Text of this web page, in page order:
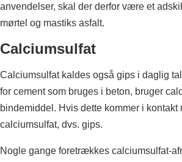
anvendelser, skal der derfor være et
mørtel og mastiks asfalt.
Calciumsulfat
Calciumsulfat kaldes også gips i daglig
for cement som bruges i beton, bruger
bindemiddel. Hvis dette kommer i kontakt
calciumsulfat, dvs. gips.
Nogle gange foretrækkes calciumsulfat-